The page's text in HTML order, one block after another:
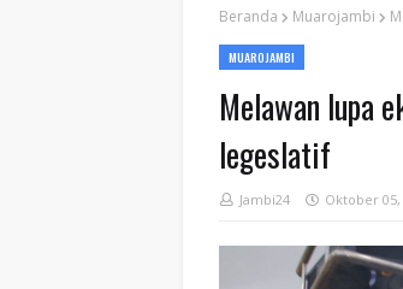
Beranda Muarojambi
MUAROJAMBI
Melawan lupa
legeslatif
Jambi24 Oktober 05,